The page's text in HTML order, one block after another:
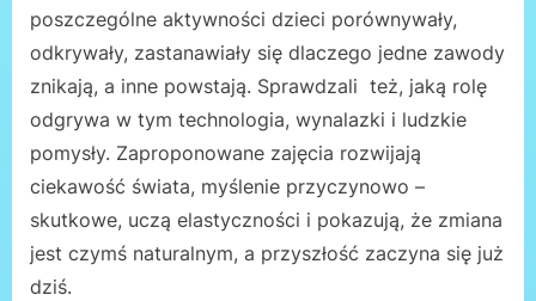
poszczególne aktywności dzieci porównywały,
odkrywały, zastanawiały się dlaczego jedne zawody
znikają, a inne powstają. Sprawdzali też, jaką rolę
odgrywa w tym technologia, wynalazki i ludzkie
pomysły. Zaproponowane zajęcia rozwijają
ciekawość świata, myślenie przyczynowo –
skutkowe, uczą elastyczności i pokazują, że zmiana
jest czymś naturalnym, a przyszłość zaczyna się już
dziś.